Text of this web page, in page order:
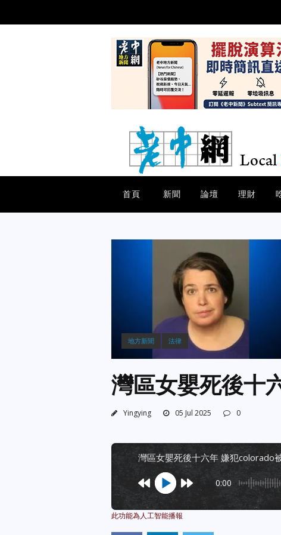
首頁 新聞 論壇 理財
地方新聞 法律
灣區女嬰死後十
Yingying 05 Jul 2025 0
灣區女嬰死後十六年 嫌犯colorado
0:00